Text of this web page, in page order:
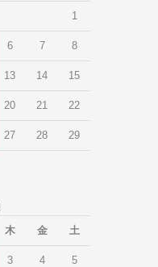
1
6 7 8
13 14 15
20 21 22
27 28 29
木 金 土
3 4 5